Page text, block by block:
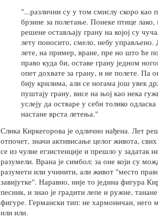
"...различни су у том смислу скоро као
брзине за полетање. Понеке птице лако,
решене остављају грану на којој су
лету поносито, смело, небу
лете, на пример, вране, пре но што ће
право куда би, оставе грану једном
опет дохвате за грану, и не полете. Па
бију крилима, али се ногама још увек
пуштају грану, висе на њој као нека
услеју да остваре у себи толико
настане врста летења."
Слика Киркегорова је одлично нађена. Лет
отпочет, значи активисање целог живота,
се из чулне егзистенције и прешло у задатак
разумели. Врана је симбол: за оне који су
разумети или учинити, али живот "место
завијутке". Наравно, није то једина фигура
песник, и знао је градити лепе и ружне,
фигуре. Германски тип: не хармоничан, него
или или.